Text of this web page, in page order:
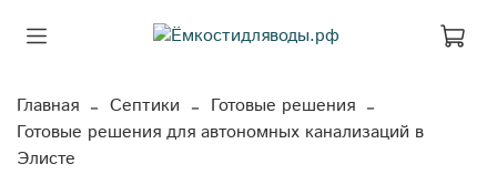
Главная Септики
Готовые решения
Готовые решения для автономных канализаций в
Элисте